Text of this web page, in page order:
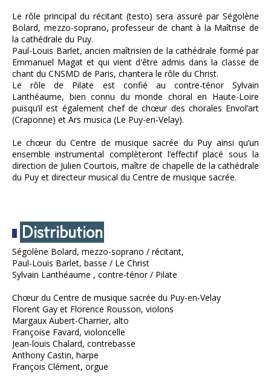
Le rôle principal du récitant (testo) sera assuré par Ségolène
Bolard, mezzo-soprano, professeur de chant à la Maîtrise de
la cathédrale du Puy.
Paul-Louis Barlet, ancien maîtrisien de la cathédrale formé par
Emmanuel Magat et qui vient d'être admis dans la classe de
chant du CNSMD de Paris, chantera le rôle du Christ.
Le rôle de Pilate est confié au contre-ténor Sylvain
Lanthéaume, bien connu du monde choral en Haute-Loire
puisqu’il est également chef de chœur des chorales Envol’art
(Craponne) et Ars musica (Le Puy-en-Velay).
Le chœur du Centre de musique sacrée du Puy ainsi qu’un
ensemble instrumental complèteront l’effectif placé sous la
direction de Julien Courtois, maître de chapelle de la cathédrale
du Puy et directeur musical du Centre de musique sacrée.
Distribution
Ségolène Bolard, mezzo-soprano / récitant,
Paul-Louis Barlet, basse / Le Christ
Sylvain Lanthéaume , contre-ténor / Pilate
Chœur du Centre de musique sacrée du Puy-en-Velay
Florent Gay et Florence Rousson, violons
Margaux Aubert-Charrier, alto
Françoise Favard, violoncelle
Jean-louis Chalard, contrebasse
Anthony Castin, harpe
François Clément, orgue